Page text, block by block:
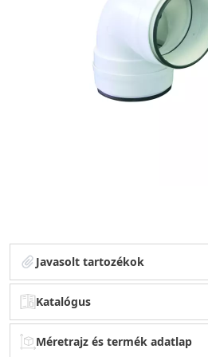
Javasolt tartozékok
Katalógus
Méretrajz és termék adatlap